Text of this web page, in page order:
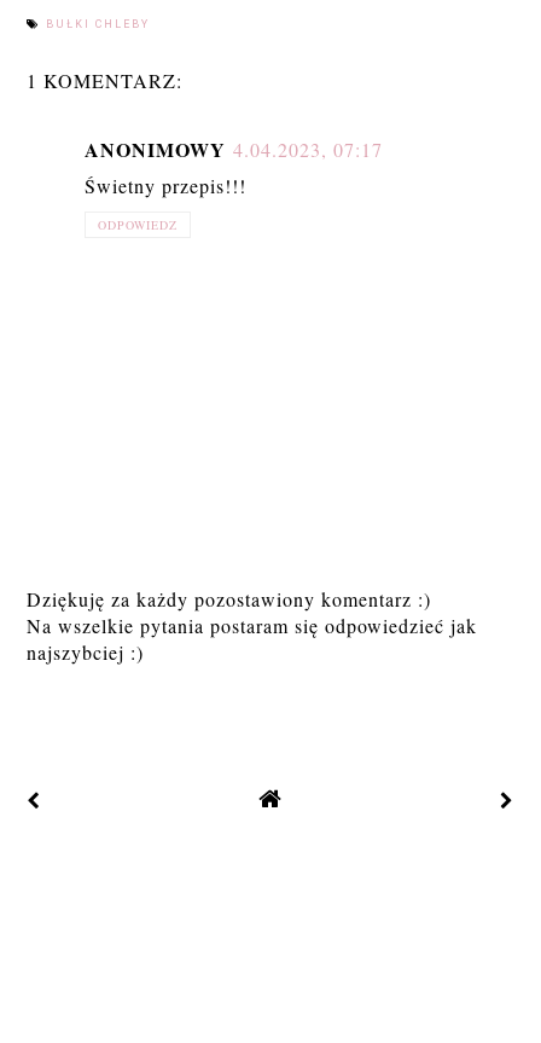
BUŁKI CHLEBY
1 KOMENTARZ:
ANONIMOWY 4.04.2023, 07:17
Świetny przepis!!!
ODPOWIEDZ
Dziękuję za każdy pozostawiony komentarz :)
Na wszelkie pytania postaram się odpowiedzieć jak
najszybciej :)